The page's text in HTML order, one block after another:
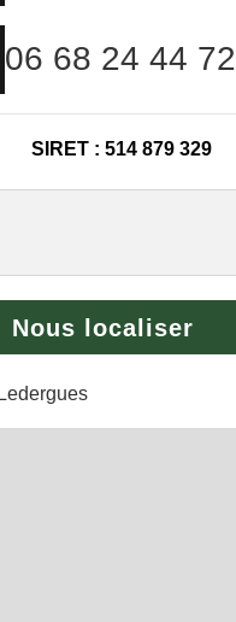
06 68 24 44 72
SIRET : 514 879 329
Nous localiser